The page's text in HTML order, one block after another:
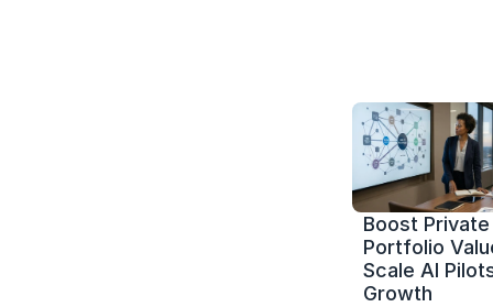
Boost
Portfolio
Scale AI
Growth